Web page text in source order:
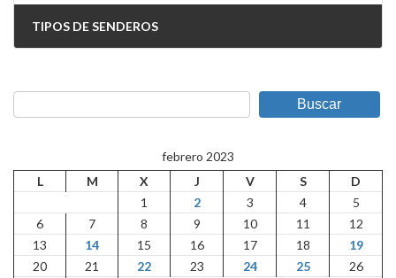
TIPOS DE SENDEROS
Buscar
febrero 2023
L
M X J V S
D
1
2 3 4
5
6
7 8 9 10 11
12
13
14 15 16 17 18
19
20
21 22 23 24 25
26